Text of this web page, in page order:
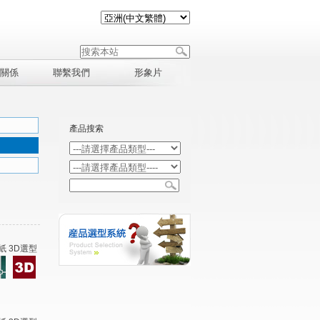
係 聯繫我們 形象片
3D選型
產品搜索